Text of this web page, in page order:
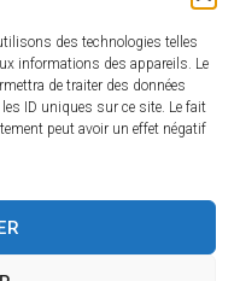
des technologies telles
informations des appareils. Le
de traiter des données
ID uniques sur ce site. Le fait
peut avoir un effet négatif
: